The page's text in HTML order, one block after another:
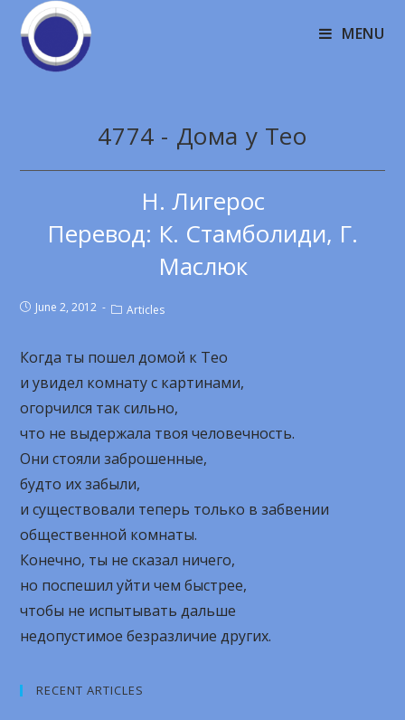
MENU
4774 - Дома у Тео
Н. Лигерос
Перевод: К. Стамболиди, Г.
Маслюк
June 2, 2012 Articles
Когда ты пошел домой к Тео
и увидел комнату с картинами,
огорчился так сильно,
что не выдержала твоя человечность.
Они стояли заброшенные,
будто их забыли,
и существовали теперь только в забвении
общественной комнаты.
Конечно, ты не сказал ничего,
но поспешил уйти чем быстрее,
чтобы не испытывать дальше
недопустимое безразличие других.
RECENT ARTICLES